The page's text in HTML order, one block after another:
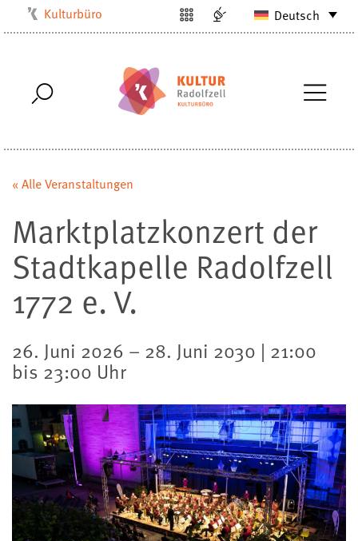
Kulturbüro
Stadtarchiv
Stadtbibliothek
Villa Bosch
Deutsch
« Alle Veranstaltungen
Marktplatzkonzert der
Stadtkapelle Radolfzell
1772 e. V.
26. Juni 2026 – 28. Juni 2030 | 21:00
bis 23:00 Uhr